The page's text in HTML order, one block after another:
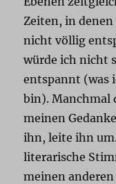
Zeiten, in
nicht völlig
würde ich nicht
entspannt (was
bin). Manchmal
meinen
ihn, leite ihn
literarische
meinen